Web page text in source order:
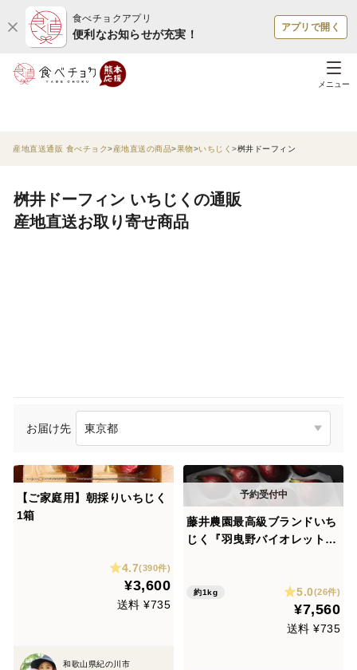
食べチョクアプリ
便利なお知らせが充実！
アプリで開く
メニュー
産地直送通販 食べチョク 産地直送の商品 果物 いちじく 桝井ドーフィン
桝井ドーフィン いちじくの通販
産地直送お取り寄せ商品
お届け先
【ご家庭用】朝採りいちじく
1箱
4.7(390件)
¥3,600
送料 ¥735
和歌山県紀の川市
藤井農園最高級ブランドいち
じく『羽曳野バイオレット雫
約1kg 5.0(26件)
¥7,560
送料 ¥735